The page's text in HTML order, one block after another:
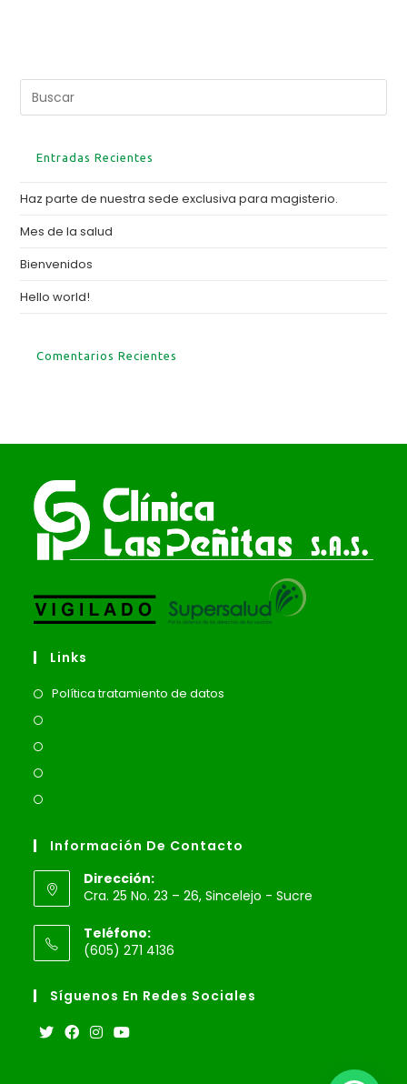
Entradas Recientes
Haz parte de nuestra sede exclusiva para magisterio.
Mes de la salud
Bienvenidos
Hello world!
Comentarios Recientes
Links
Política tratamiento de datos
Información De Contacto
Dirección:
Cra. 25 No. 23 – 26, Sincelejo - Sucre
Teléfono:
(605) 271 4136
Síguenos En Redes Sociales